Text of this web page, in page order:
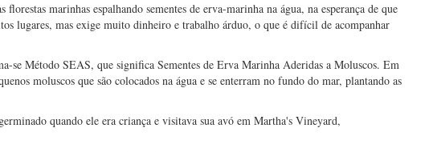
marinhas espalhando sementes de erva-marinha na água, na esperança de que
lugares, mas exige muito dinheiro e trabalho árduo, o que é difícil de acompanhar
se Método SEAS, que significa Sementes de Erva Marinha Aderidas a Moluscos. Em
moluscos que são colocados na água e se enterram no fundo do mar, plantando as
quando ele era criança e visitava sua avó em Martha's Vineyard,